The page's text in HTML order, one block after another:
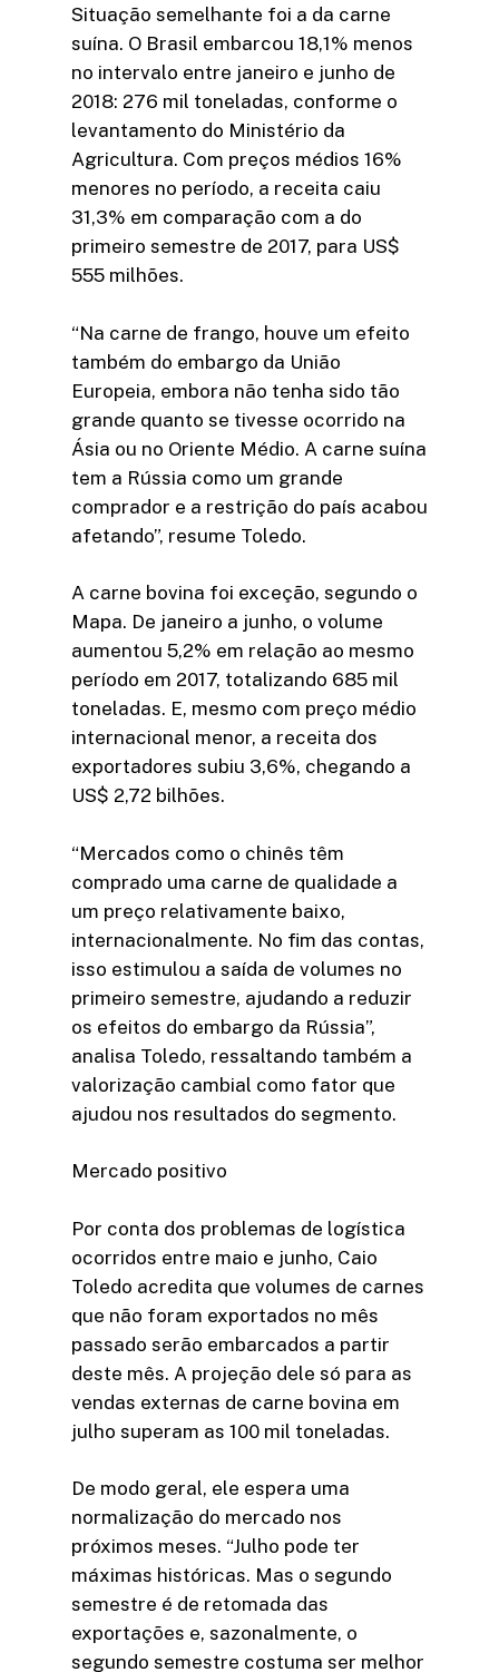
Situação semelhante foi a da carne
suína. O Brasil embarcou 18,1% menos
no intervalo entre janeiro e junho de
2018: 276 mil toneladas, conforme o
levantamento do Ministério da
Agricultura. Com preços médios 16%
menores no período, a receita caiu
31,3% em comparação com a do
primeiro semestre de 2017, para US$
555 milhões.
“Na carne de frango, houve um efeito
também do embargo da União
Europeia, embora não tenha sido tão
grande quanto se tivesse ocorrido na
Ásia ou no Oriente Médio. A carne suína
tem a Rússia como um grande
comprador e a restrição do país acabou
afetando”, resume Toledo.
A carne bovina foi exceção, segundo o
Mapa. De janeiro a junho, o volume
aumentou 5,2% em relação ao mesmo
período em 2017, totalizando 685 mil
toneladas. E, mesmo com preço médio
internacional menor, a receita dos
exportadores subiu 3,6%, chegando a
US$ 2,72 bilhões.
“Mercados como o chinês têm
comprado uma carne de qualidade a
um preço relativamente baixo,
internacionalmente. No fim das contas,
isso estimulou a saída de volumes no
primeiro semestre, ajudando a reduzir
os efeitos do embargo da Rússia”,
analisa Toledo, ressaltando também a
valorização cambial como fator que
ajudou nos resultados do segmento.
Mercado positivo
Por conta dos problemas de logística
ocorridos entre maio e junho, Caio
Toledo acredita que volumes de carnes
que não foram exportados no mês
passado serão embarcados a partir
deste mês. A projeção dele só para as
vendas externas de carne bovina em
julho superam as 100 mil toneladas.
De modo geral, ele espera uma
normalização do mercado nos
próximos meses. “Julho pode ter
máximas históricas. Mas o segundo
semestre é de retomada das
exportações e, sazonalmente, o
segundo semestre costuma ser melhor